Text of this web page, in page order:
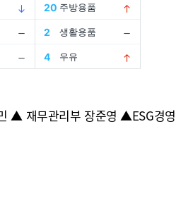
▲ 재무관리부 장준영 ▲ESG경영